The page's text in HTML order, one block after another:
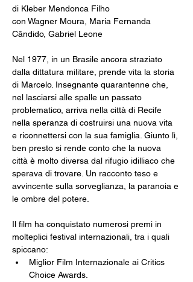
di Kleber Mendonca Filho
con Wagner Moura, Maria Fernanda
Cândido, Gabriel Leone
Nel 1977, in un Brasile ancora straziato
dalla dittatura militare, prende vita la storia
di Marcelo. Insegnante quarantenne che,
nel lasciarsi alle spalle un passato
problematico, arriva nella città di Recife
nella speranza di costruirsi una nuova vita
e riconnettersi con la sua famiglia. Giunto lì,
ben presto si rende conto che la nuova
città è molto diversa dal rifugio idilliaco che
sperava di trovare. Un racconto teso e
avvincente sulla sorveglianza, la paranoia e
le ombre del potere.
Il film ha conquistato numerosi premi in
molteplici festival internazionali, tra i quali
spiccano:
Miglior Film Internazionale ai Critics
Choice Awards.